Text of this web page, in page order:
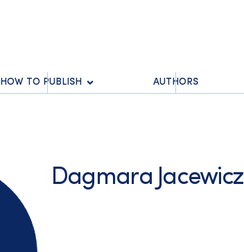
HOW TO PUBLISH AUTHORS
Dagmara Jacewicz